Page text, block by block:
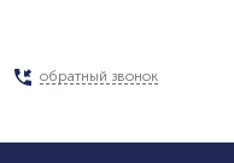
обратный звонок